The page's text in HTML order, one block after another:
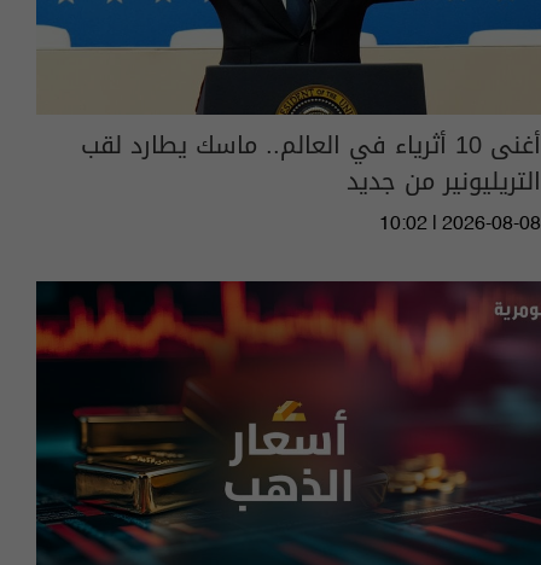
أغنى 10 أثرياء في العالم.. ماسك يطارد لقب
التريليونير من جديد
10:02 | 2026-08-08